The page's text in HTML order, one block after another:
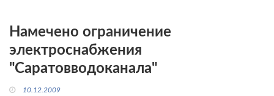
Намечено ограничение
электроснабжения
"Саратовводоканала"
10.12.2009